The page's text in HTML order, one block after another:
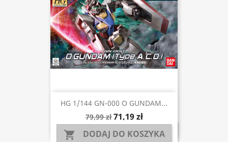
HG 1/144 GN-000 O GUNDAM...
79,99 zł 71,19 zł
 DODAJ DO KOSZYKA